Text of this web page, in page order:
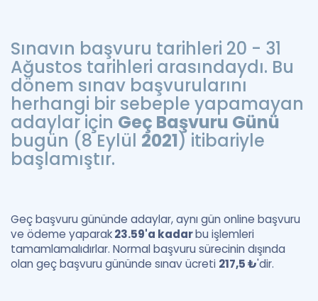
Sınavın başvuru tarihleri 20 - 31
Ağustos tarihleri arasındaydı. Bu
dönem sınav başvurularını
herhangi bir sebeple yapamayan
adaylar için Geç Başvuru Günü
bugün (8 Eylül 2021) itibariyle
başlamıştır.
Geç başvuru gününde adaylar, aynı gün online başvuru
ve ödeme yaparak23.59'a kadarbu işlemleri
tamamlamalıdırlar. Normal başvuru sürecinin dışında
olan geç başvuru gününde sınav ücreti 217,5 ₺'dir.